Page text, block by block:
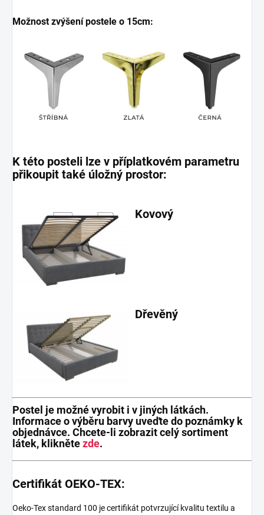
Možnost zvýšení postele o 15cm:
K této posteli lze v příplatkovém parametru
přikoupit také úložný prostor:
Kovový
Dřevěný
Postel je možné vyrobit i v jiných látkách.
Informace o výběru barvy uveďte do poznámky k
objednávce. Chcete-li zobrazit celý sortiment
látek, kliknětezde.
Certifikát OEKO-TEX:
Oeko-Tex standard 100 je certifikát potvrzující kvalitu textilu a